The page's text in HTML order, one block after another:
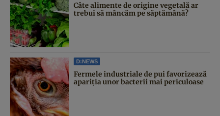
Câte alimente de origine vegetală ar
trebui să mâncăm pe săptămână?
D:NEWS
Fermele industriale de pui favorizează
apariția unor bacterii mai periculoase